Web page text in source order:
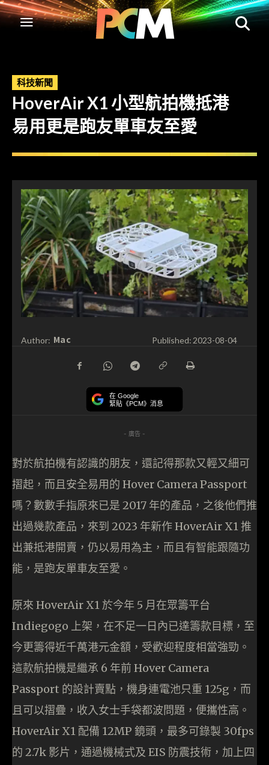
科技新聞
HoverAir X1 小型航拍機抵港
易用更是跑友單車友至愛
Author: Mac Published: 2023-08-04
在 Google
緊貼《PCM》消息
- 廣告 -
對於航拍機有認識的朋友，還記得那款又輕又細可
摺起，而且安全易用的 Hover Camera Passport
嗎？數數手指原來已是 2017 年的產品，之後他們推
出過幾款產品，來到 2023 年新作 HoverAir X1 推
出兼抵港開賣，仍以易用為主，而且有智能跟隨功
能，是跑友單車友至愛。
原來 HoverAir X1 於今年 5 月在眾籌平台
Indiegogo 上架，在不足一日內已達籌款目標，至
今更籌得近千萬港元金額，受歡迎程度相當強勁。
這款航拍機是繼承 6 年前 Hover Camera
Passport 的設計賣點，機身連電池只重 125g，而
且可以摺疊，收入女士手袋都波問題，便攜性高。
HoverAir X1 配備 12MP 鏡頭，最多可錄製 30fps
的 2.7k 影片，通過機械式及 EIS 防震技術，加上四